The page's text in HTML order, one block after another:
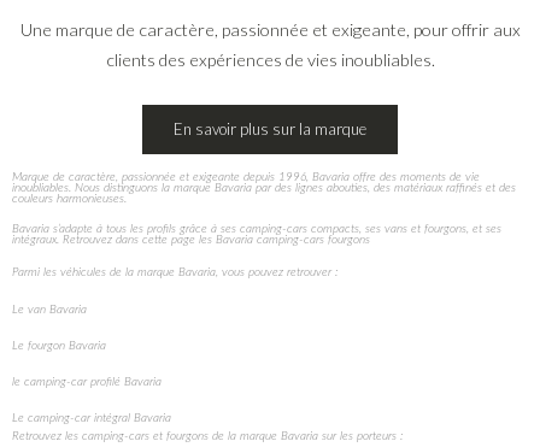
Une marque de caractère, passionnée et exigeante, pour offrir aux
clients des expériences de vies inoubliables.
En savoir plus sur la marque
Marque de caractère, passionnée et exigeante depuis 1996, Bavaria offre des moments de vie
inoubliables. Nous distinguons la marque Bavaria par des lignes abouties, des matériaux raffinés et des
couleurs harmonieuses.
Bavaria s’adapte à tous les profils grâce à ses camping-cars compacts, ses vans et fourgons, et ses
intégraux. Retrouvez dans cette page les Bavaria camping-cars fourgons
Parmi les véhicules de la marque Bavaria, vous pouvez retrouver : ​
Le van Bavaria
Le fourgon Bavaria
le camping-car profilé Bavaria
Le camping-car intégral Bavaria
Retrouvez les camping-cars et fourgons de la marque Bavaria sur les porteurs :